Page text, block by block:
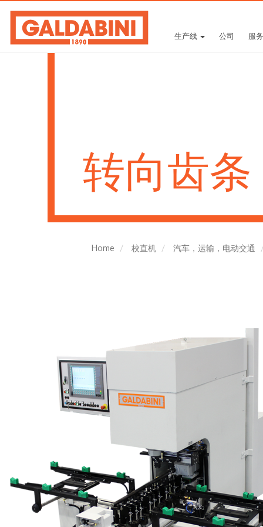
生产线 公司 服务
转向齿条
Home 校直机 汽车，运输，电动交通